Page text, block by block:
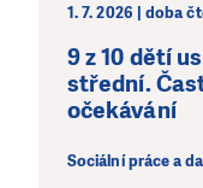
1. 7. 2026 | doba
9 z 10 dětí
střední.
očekávání
Sociální práce a